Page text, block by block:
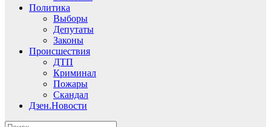
Политика
Выборы
Депутаты
Законы
Происшествия
ДТП
Криминал
Пожары
Скандал
Дзен.Новости